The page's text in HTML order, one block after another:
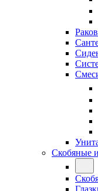
Скобяные